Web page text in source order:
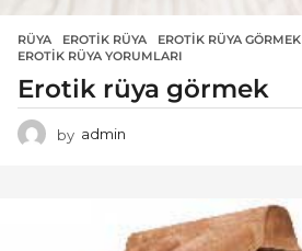
RÜYA EROTIK RÜYA ,EROTIK RÜYA GÖRMEK
EROTIK RÜYA YORUMLARI
Erotik rüya görmek
by admin